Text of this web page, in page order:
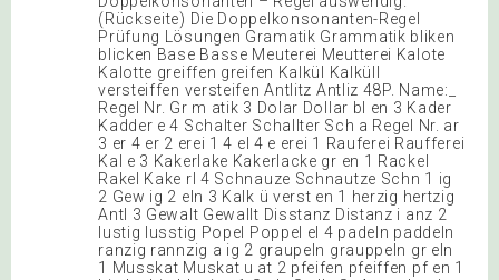
(Rückseite) Die Doppelkonsonanten-Regel
Prüfung Lösungen Gramatik Grammatik bliken
blicken Base Basse Meuterei Meutterei Kalote
Kalotte greiffen greifen Kalkül Kalküll
versteiffen versteifen Antlitz Antliz 48P. Name:_
Regel Nr. Gr m atik 3 Dolar Dollar bl en 3 Kader
Kadder e 4 Schalter Schallter Sch a Regel Nr. ar
3 er 4 er 2 erei 1 4 el 4 e erei 1 Rauferei Raufferei
Kal e 3 Kakerlake Kakerlacke gr en 1 Rackel
Rakel Kake rl 4 Schnauze Schnautze Schn 1 ig
2 Gew ig 2 eln 3 Kalk ü verst en 1 herzig hertzig
Antl 3 Gewalt Gewallt Disstanz Distanz i anz 2
lustig lusstig Popel Poppel el 4 padeln paddeln
ranzig rannzig a ig 2 graupeln grauppeln gr eln
1 Musskat Muskat u at 2 pfeifen pfeiffen pf en 1